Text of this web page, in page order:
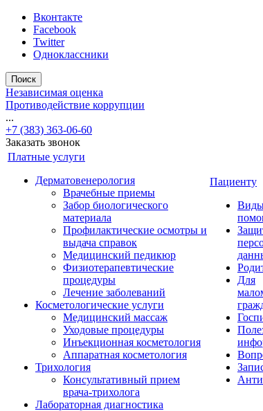
Вконтакте
Facebook
Twitter
Одноклассники
Поиск
Независимая оценка
Противодействие коррупции
...
+7 (383) 363-06-60
Заказать звонок
Платные услуги
Дерматовенерология
Врачебные приемы
Забор биологического
материала
Профилактические осмотры и
выдача справок
Медицинский педикюр
Физиотерапевтические
процедуры
Лечение заболеваний
Косметологические услуги
Медицинский массаж
Уходовые процедуры
Инъекционная косметология
Аппаратная косметология
Трихология
Консультативный прием
врача-трихолога
Лабораторная диагностика
Пациенту
Для